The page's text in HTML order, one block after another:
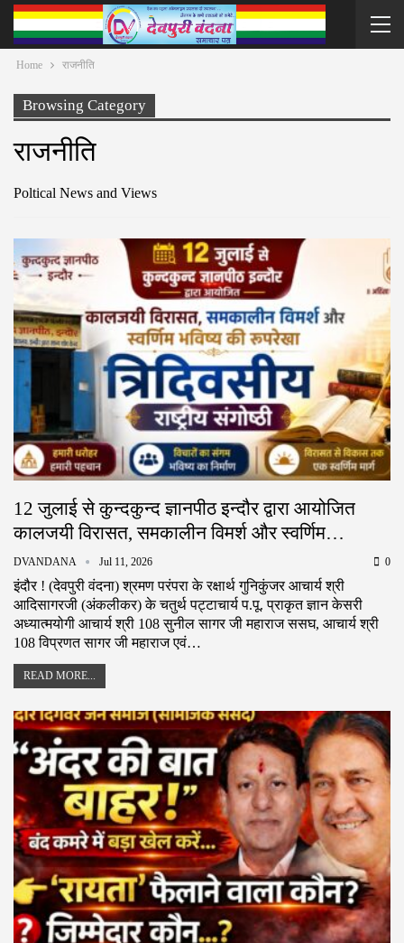
Home राजनीति
Browsing Category
राजनीति
Poltical News and Views
12 जुलाई से कुन्दकुन्द ज्ञानपीठ इन्दौर द्वारा आयोजित
कालजयी विरासत, समकालीन विमर्श और स्वर्णिम…
DVANDANA Jul 11, 2026 0
इंदौर ! (देवपुरी वंदना) श्रमण परंपरा के रक्षार्थ गुनिकुंजर आचार्य श्री
आदिसागरजी (अंकलीकर) के चतुर्थ पट्टाचार्य प.पू. प्राकृत ज्ञान केसरी
अध्यात्मयोगी आचार्य श्री 108 सुनील सागर जी महाराज ससघ, आचार्य श्री
108 विप्रणत सागर जी महाराज एवं…
READ MORE...